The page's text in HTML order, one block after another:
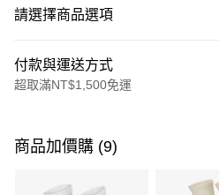
請選擇商品選項
付款與運送方式
超取滿NT$1,500免運
信用卡一次付款
商品加價購 (9)